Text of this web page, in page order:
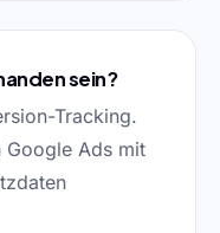
sein?
Tracking.
Google Ads mit